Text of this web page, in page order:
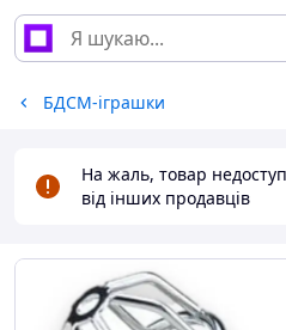
БДСМ-іграшки
На жаль, товар
від інших продавців